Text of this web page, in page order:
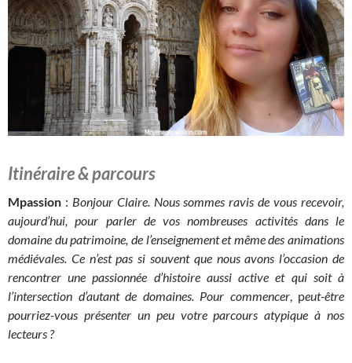
Itinéraire & parcours
Mpassion : Bonjour Claire. Nous sommes ravis de vous recevoir,
aujourd’hui, pour parler de vos nombreuses activités dans le
domaine du patrimoine, de l’enseignement et même des animations
médiévales. Ce n’est pas si souvent que nous avons l’occasion de
rencontrer une passionnée d’histoire aussi active et qui soit à
l’intersection d’autant de domaines. Pour commencer, peut-être
pourriez-vous présenter un peu votre parcours atypique à nos
lecteurs ?